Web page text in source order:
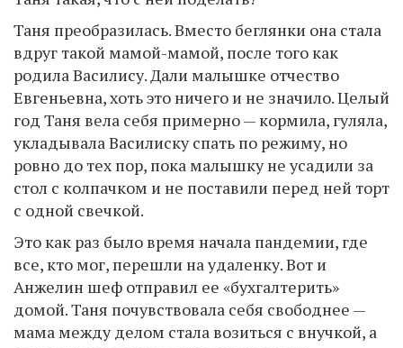
Таня преобразилась. Вместо беглянки она стала
вдруг такой мамой-мамой, после того как
родила Василису. Дали малышке отчество
Евгеньевна, хоть это ничего и не значило. Целый
год Таня вела себя примерно — кормила, гуляла,
укладывала Василиску спать по режиму, но
ровно до тех пор, пока малышку не усадили за
стол с колпачком и не поставили перед ней торт
с одной свечкой.
Это как раз было время начала пандемии, где
все, кто мог, перешли на удаленку. Вот и
Анжелин шеф отправил ее «бухгалтерить»
домой. Таня почувствовала себя свободнее —
мама между делом стала возиться с внучкой, а